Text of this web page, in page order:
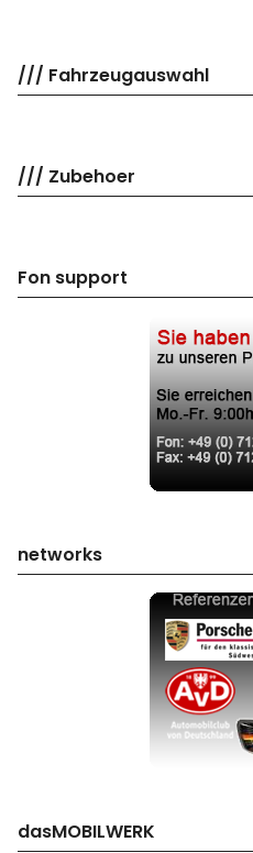
/// Fahrzeugauswahl
/// Zubehoer
Fon support
networks
dasMOBILWERK